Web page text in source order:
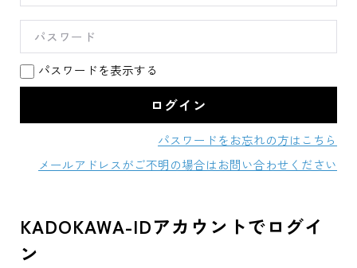
パスワードを表示する
パスワードをお忘れの方はこちら
メールアドレスがご不明の場合はお問い合わせください
KADOKAWA-IDアカウントでログイ
ン